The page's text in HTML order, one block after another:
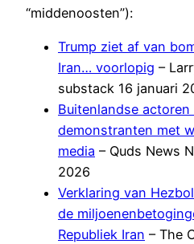
“middenoosten”):
Trump ziet af van
Iran… voorlopig –
substack 16 januari
Buitenlandse
demonstranten met
media – Quds News
2026
Verklaring van
de
Republiek Iran – The